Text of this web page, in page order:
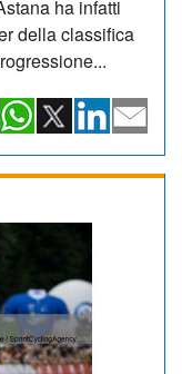
ha infatti
della classifica